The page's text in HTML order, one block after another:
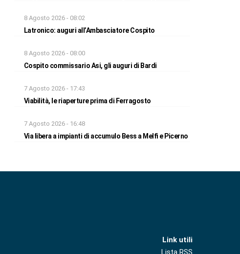
8 Agosto 2026 - 08:02
Latronico: auguri all’Ambasciatore Cospito
8 Agosto 2026 - 08:00
Cospito commissario Asi, gli auguri di Bardi
7 Agosto 2026 - 17:43
Viabilità, le riaperture prima di Ferragosto
7 Agosto 2026 - 16:48
Via libera a impianti di accumulo Bess a Melfi e Picerno
Link utili
Lista RSS